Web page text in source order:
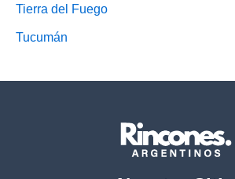
Tierra del Fuego
Tucumán